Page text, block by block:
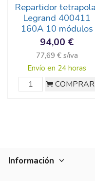
Repartidor
Legrand 400411
160A 10 módulos
94,00 €
77,69 € s/iva
Envío en 24 horas
COMPRAR
Información